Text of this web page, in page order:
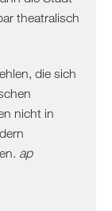
theatralisch
die sich
nicht in
ap